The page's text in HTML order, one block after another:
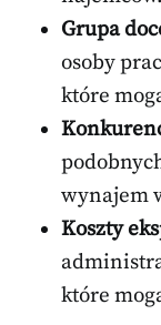
Grupa
osoby
które
wynajem
Koszty
które